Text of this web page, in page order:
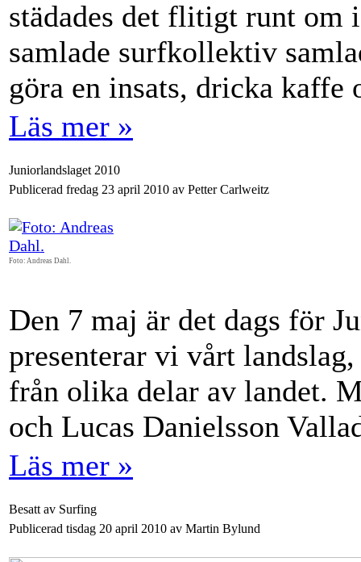
städades det flitigt runt om
samlade surfkollektiv
göra en insats, dricka kaffe
Läs mer »
Juniorlandslaget 2010
Publicerad fredag 23 april 2010 av Petter Carlweitz
Foto: Andreas Dahl.
Den 7 maj är det dags för
presenterar vi vårt
från olika delar av landet.
och Lucas Danielsson
Läs mer »
Besatt av Surfing
Publicerad tisdag 20 april 2010 av Martin Bylund